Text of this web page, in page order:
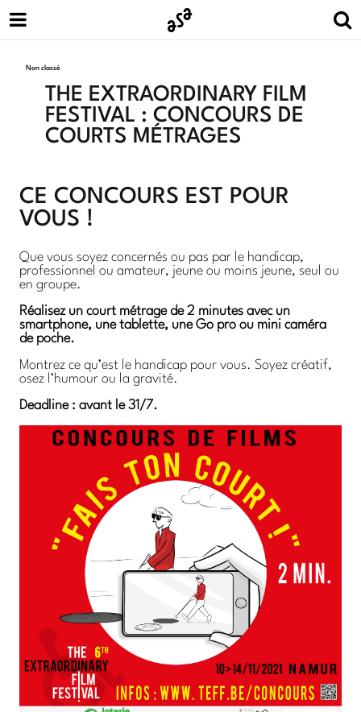
Non classé
THE EXTRAORDINARY FILM
FESTIVAL : CONCOURS DE
COURTS MÉTRAGES
CE CONCOURS EST POUR
VOUS !
Que vous soyez concernés ou pas par le handicap,
professionnel ou amateur, jeune ou moins jeune, seul ou
en groupe.
Réalisez un court métrage de 2 minutes avec un
smartphone, une tablette, une Go pro ou mini caméra
de poche.
Montrez ce qu’est le handicap pour vous. Soyez créatif,
osez l’humour ou la gravité.
Deadline : avant le 31/7.